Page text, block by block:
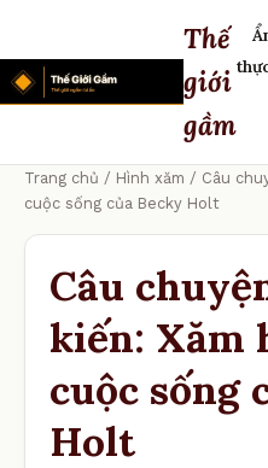
Thế
giới
gầm
Trang chủ / Hình xăm / Câu
cuộc sống của Becky Holt
Câu
kiến: Xăm
cuộc sống
Holt